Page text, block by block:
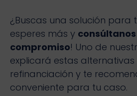
¿Buscas una solución para
esperes más y
compromiso! Uno de
explicará estas alternativas
refinanciación y te
conveniente para tu caso.